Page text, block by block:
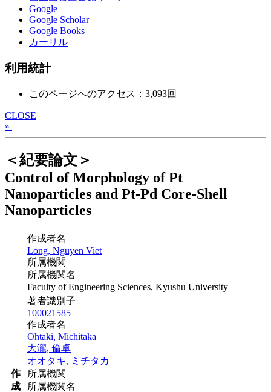
Google
Google Scholar
Google Books
カーリル
利用統計
このページへのアクセス：3,093回
CLOSE
»
＜紀要論文＞
Control of Morphology of Pt
Nanoparticles and Pt-Pd Core-Shell
Nanoparticles
作
成
作成者名
Long, Nguyen Viet
所属機関
所属機関名
Faculty of Engineering Sciences, Kyushu University
著者識別子
100021585
作成者名
Ohtaki, Michitaka
大瀧, 倫卓
オオタキ, ミチタカ
所属機関
所属機関名